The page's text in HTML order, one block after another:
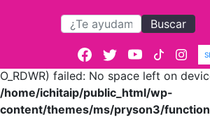
: session_start():
php74/
O_RDWR) failed: No space left on
/home/ichitaip/public_html/wp-
content/themes/ms/pryson3/
Buscar